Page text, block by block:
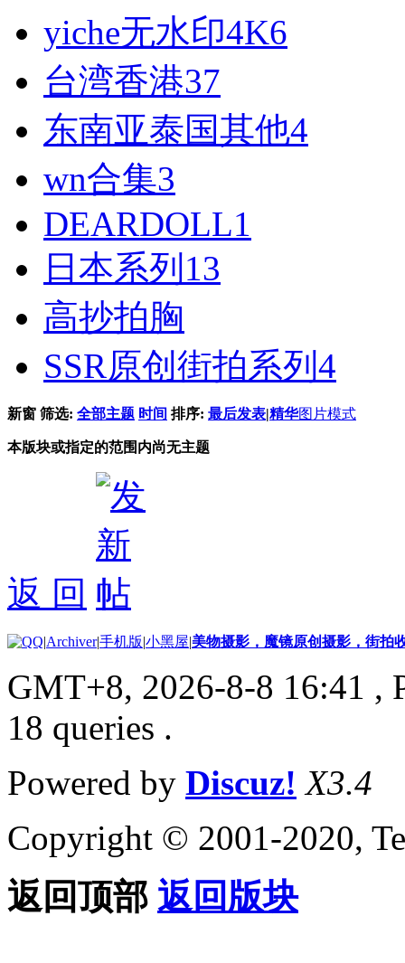
yiche无水印4K6
台湾香港37
东南亚泰国其他4
wn合集3
DEARDOLL1
日本系列 13
高抄拍胸
SSR原创街拍系列 4
新窗 筛选: 全部主题 时间 排序: 最后发表|精华图片模式
本版块或指定的范围内尚无主题
返 回
|Archiver|手机版|小黑屋|美物摄影，魔镜原创摄影，街拍
GMT+8, 2026-8-8 16:41 ,
18 queries .
Powered by Discuz! X3.4
Copyright © 2001-2020,
返回顶部 返回版块